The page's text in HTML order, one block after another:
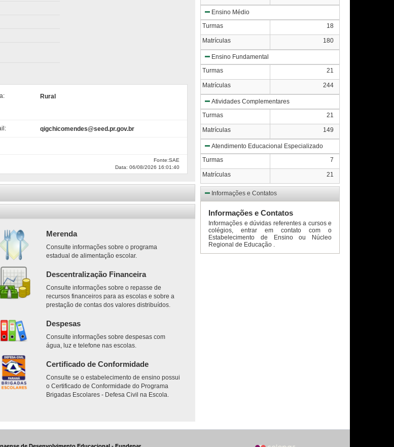
Rural
qigchicomendes@seed.pr.gov.br
Fonte:SAE
Data: 06/08/2026 16:01:40
Merenda
Consulte informações sobre o programa
estadual de alimentação escolar.
Descentralização Financeira
Consulte informações sobre o repasse de
recursos financeiros para as escolas e sobre a
prestação de contas dos valores distribuídos.
Despesas
Consulte informações sobre despesas com
água, luz e telefone nas escolas.
Certificado de Conformidade
Consulte se o estabelecimento de ensino possui
o Certificado de Conformidade do Programa
Brigadas Escolares - Defesa Civil na Escola.
Ensino Médio
Turmas
18
Matrículas 180
Ensino Fundamental
Turmas
21
Matrículas 244
Atividades Complementares
Turmas
21
Matrículas 149
Atendimento Educacional Especializado
Turmas
7
Matrículas 21
Informações e Contatos
Informações e Contatos
Informações e dúvidas referentes a cursos e
colégios, entrar em contato com o
Estabelecimento de Ensino ou Núcleo
Regional de Educação .